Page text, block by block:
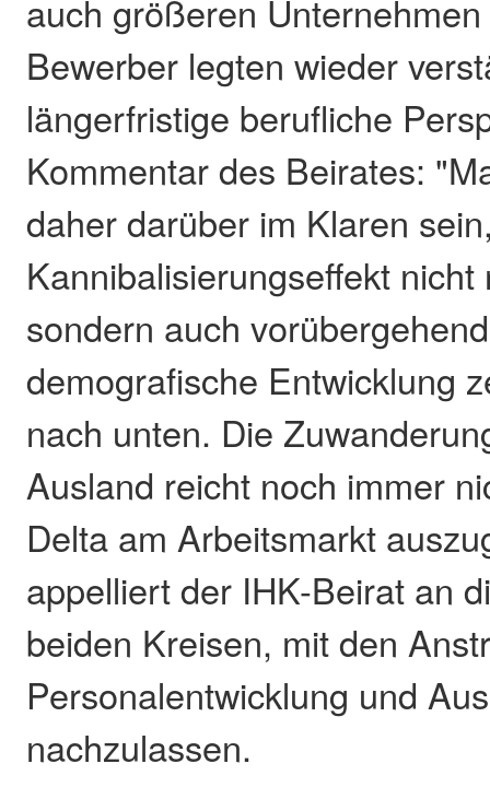
auch größeren
Bewerber legten wieder
längerfristige berufliche
Kommentar des Beirates:
daher darüber im Klaren
Kannibalisierungseffekt
sondern auch
demografische Entwicklung
nach unten. Die
Ausland reicht noch immer
Delta am Arbeitsmarkt
appelliert der IHK-Beirat an
beiden Kreisen, mit den
Personalentwicklung und
nachzulassen.